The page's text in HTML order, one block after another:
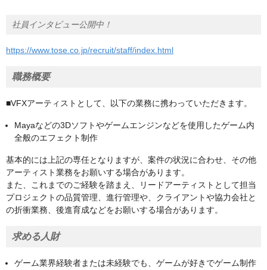
社員インタビュー公開中！
https://www.tose.co.jp/recruit/staff/index.html
職務概要
■VFXアーティストとして、以下の業務に携わっていただきます。
Mayaなどの3Dソフトやゲームエンジンなどを使用したゲーム内
全般のエフェクト制作
基本的には上記の専任となりますが、案件の状況に合わせ、その他
アーティスト業務をお願いする場合があります。
また、これまでのご経験を踏まえ、リードアーティストとして担当
プロジェクトの品質管理、進行管理や、クライアントや協力会社と
の折衝業務、後進育成などをお願いする場合があります。
求める人財
ゲーム業界経験者または未経験でも、ゲームが好きでゲーム制作